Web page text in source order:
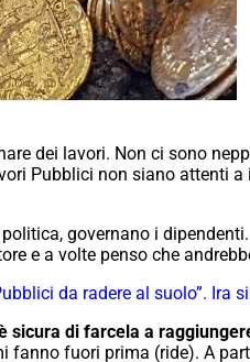
dei lavori. Non ci sono
Pubblici non siano attenti
governano i
e a volte penso che
da radere al suolo”. Ira
sicura di farcela a
fuori prima (ride). A